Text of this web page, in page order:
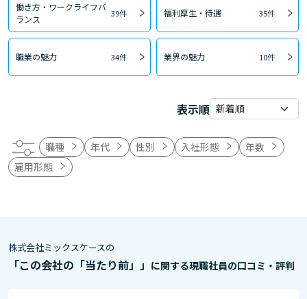
働き方・ワークライフバ
ランス
39件 福利厚生・待遇 35件
職業の魅力 34件 業界の魅力 10件
表示順
職種 年代 性別 入社形態
年数
雇用形態
株式会社ミックスケースの
「この会社の「当たり前」」 に関する現職社員の口コミ・評判